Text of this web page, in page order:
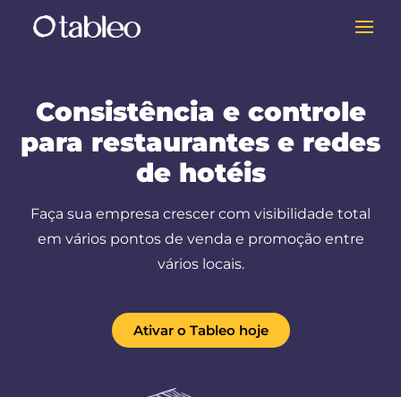
Consistência e controle
para restaurantes e redes
de hotéis
Faça sua empresa crescer com visibilidade total
em vários pontos de venda e promoção entre
vários locais.
Ativar o Tableo hoje